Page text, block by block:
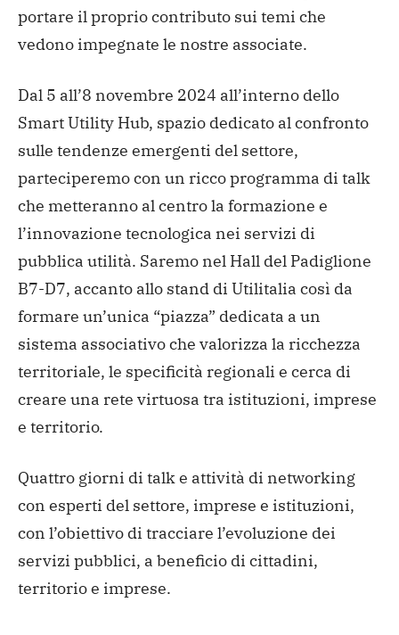
portare il proprio contributo sui temi che
vedono impegnate le nostre associate.
Dal 5 all’8 novembre 2024 all’interno dello
Smart Utility Hub, spazio dedicato al confronto
sulle tendenze emergenti del settore,
parteciperemo con un ricco programma di talk
che metteranno al centro la formazione e
l’innovazione tecnologica nei servizi di
pubblica utilità. Saremo nel Hall del Padiglione
B7-D7, accanto allo stand di Utilitalia così da
formare un’unica “piazza” dedicata a un
sistema associativo che valorizza la ricchezza
territoriale, le specificità regionali e cerca di
creare una rete virtuosa tra istituzioni, imprese
e territorio.
Quattro giorni di talk e attività di networking
con esperti del settore, imprese e istituzioni,
con l’obiettivo di tracciare l’evoluzione dei
servizi pubblici, a beneficio di cittadini,
territorio e imprese.